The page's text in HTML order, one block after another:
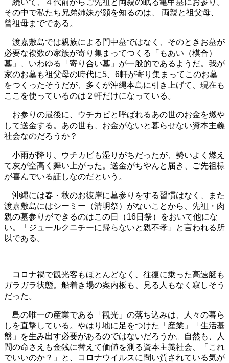
その中で私たち兄弟姉妹が顔を知るのは、 両親と祖父母、
曾祖母までである。
渡嘉敷島では親族による門中墓ではなく、そのときお墓が
必要な複数の家族が寄り集まってつくる「もあい（模合）
墓」、いわゆる「寄り合い墓」が一般的であるようだ。我が
家のお墓も祖父母の時代に5、6軒が寄り集まってこのお墓
をつくったそうだが、多くが沖縄本島に引き上げて、現在も
ここを使っているのは２軒だけになっている。
お参りの最後に、ウチカビと呼ばれるあの世のお金を燃や
して送金する。あの世も、お金がないと暮らせない資本主義
社会なのだろうか？
小雨が降り、ウチカビも湿りがちだったが、勢いよく燃え
て灰が空高く舞い上がった。送金がちやんと届き、ご先祖様
が喜んでいる証しなのだという。
沖縄には春・秋のお彼岸に墓参りをする習慣はなく、また
渡嘉敷島にはシーミー（清明祭）がないことから、先祖・肉
親の墓参りができるのはこの日（16日祭）をおいて他にな
い。「ジュールクニチーに帰らないと親不孝」と言われる所
以である。
コロナ禍で観光客もほとんどなく、往復に乗った高速艇も
ガラガラ状態。船着き場の案内板も、見る人もなく寂しそう
だった。
島の唯一の産業である「観光」の落ち込みは、人々の暮ら
しを直撃している。やはり地に足をつけた「産業」「生活基
盤」を生み出す必要があるのではないだろうか。自然も、人
間の命さえも金銭に替えて価値を測る資本主義社会、「これ
でいいのか？」と、コロナウイルスに問い質されている気が